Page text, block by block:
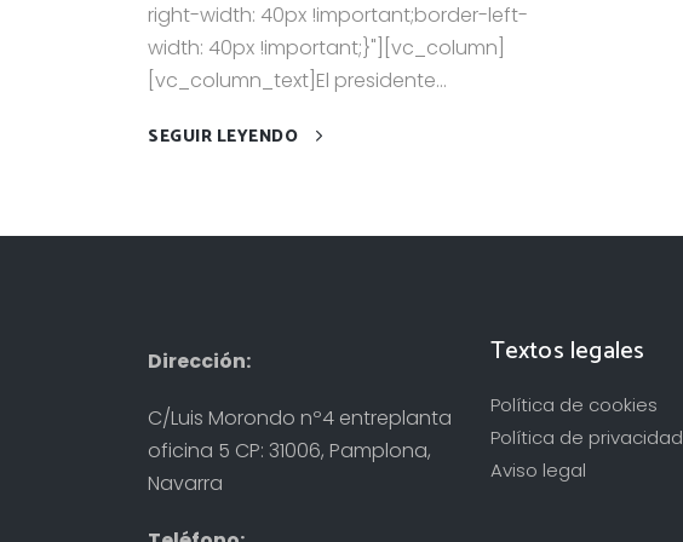
right-width: 40px !important;border-left-
width: 40px !important;}"][vc_column]
[vc_column_text]El presidente...
SEGUIR LEYENDO
Dirección:
C/Luis Morondo nº4 entreplanta
oficina 5 CP: 31006, Pamplona,
Navarra
Textos legales
Política de cookies
Política de privacidad
Aviso legal